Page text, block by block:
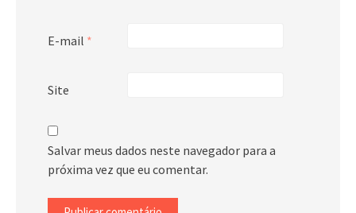
E-mail *
Site
Salvar meus dados neste navegador para a
próxima vez que eu comentar.